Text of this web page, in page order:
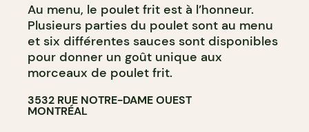
Au menu, le poulet frit est à l’honneur.
Plusieurs parties du poulet sont au menu
et six différentes sauces sont disponibles
pour donner un goût unique aux
morceaux de poulet frit.
3532 RUE NOTRE-DAME OUEST
MONTRÉAL